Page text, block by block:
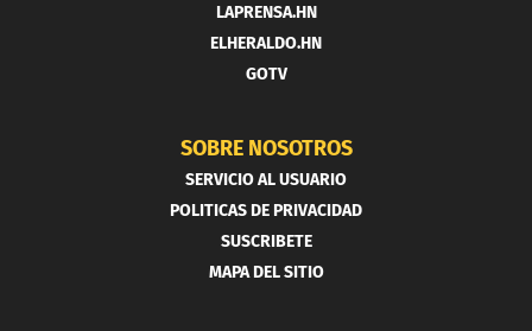
LAPRENSA.HN
ELHERALDO.HN
GOTV
SOBRE NOSOTROS
SERVICIO AL USUARIO
POLITICAS DE PRIVACIDAD
SUSCRIBETE
MAPA DEL SITIO